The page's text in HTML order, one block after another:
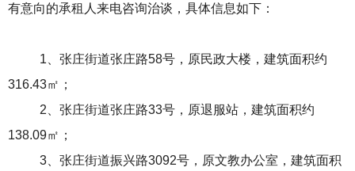
有意向的承租人来电咨询治谈，具体信息如下：
1、张庄街道张庄路58号，原民政大楼，建筑面积约
316.43㎡；
2、张庄街道张庄路33号，原退服站，建筑面积约
138.09㎡；
3、张庄街道振兴路3092号，原文教办公室，建筑面积